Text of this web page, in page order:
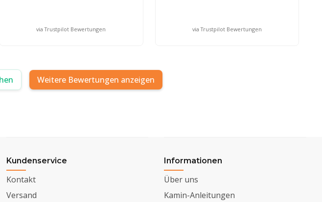
via Trustpilot Bewertungen via Trustpilot Bewertungen
Weitere Bewertungen anzeigen
Kundenservice
Kontakt
Versand
Informationen
Über uns
Kamin-Anleitungen